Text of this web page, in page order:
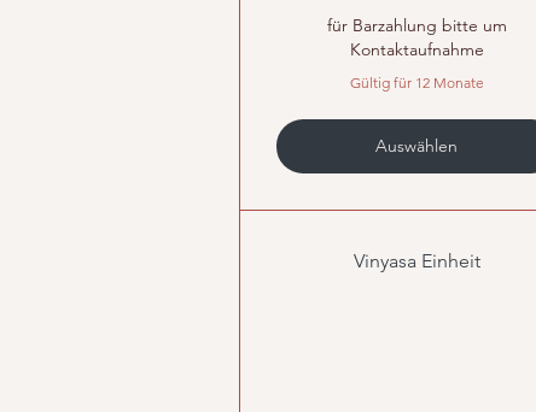
für Barzahlung bitte um
Kontaktaufnahme
Gültig für 12 Monate
Auswählen
Vinyasa Einheit